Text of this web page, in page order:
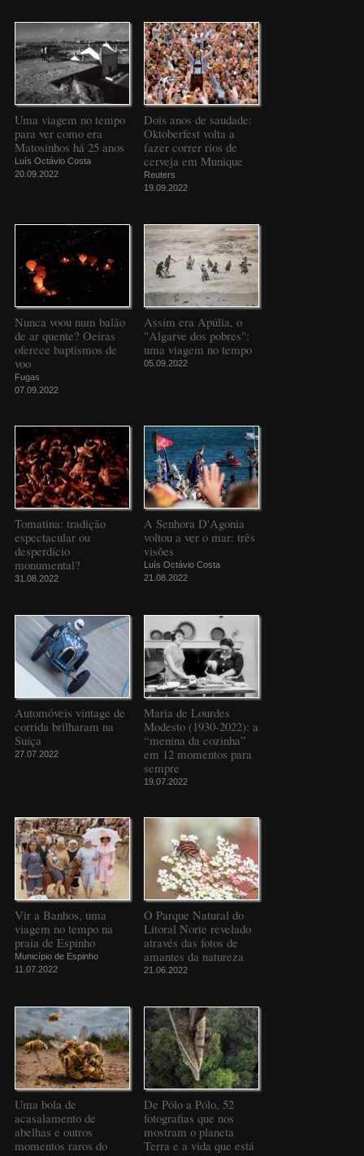
Uma viagem no tempo
para ver como era
Matosinhos há 25 anos
Luís Octávio Costa
20.09.2022
Dois anos de saudade:
Oktoberfest volta a
fazer correr rios de
cerveja em Munique
Reuters
19.09.2022
Nunca voou num balão
de ar quente? Oeiras
oferece baptismos de
voo
Fugas
07.09.2022
Assim era Apúlia, o
"Algarve dos pobres":
uma viagem no tempo
05.09.2022
Tomatina: tradição
espectacular ou
desperdício
monumental?
31.08.2022
A Senhora D'Agonia
voltou a ver o mar: três
visões
Luís Octávio Costa
21.08.2022
Automóveis vintage de
corrida brilharam na
Suíça
27.07.2022
Maria de Lourdes
Modesto (1930-2022): a
“menina da cozinha”
em 12 momentos para
sempre
19.07.2022
Vir a Banhos, uma
viagem no tempo na
praia de Espinho
Município de Espinho
11.07.2022
O Parque Natural do
Litoral Norte revelado
através das fotos de
amantes da natureza
21.06.2022
Uma bola de
acasalamento de
abelhas e outros
momentos raros do
De Pólo a Pólo, 52
fotografias que nos
mostram o planeta
Terra e a vida que está